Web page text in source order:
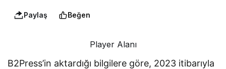
Paylaş Beğen
Player Alanı
B2Press’in aktardığı bilgilere göre, 2023 itibarıyla